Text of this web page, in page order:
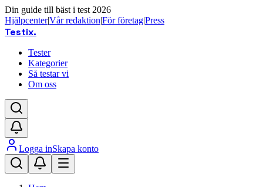
Din guide till bäst i test 2026
Hjälpcenter|Vår redaktion|För företag|Press
Testix.
Tester
Kategorier
Så testar vi
Om oss
Logga inSkapa konto